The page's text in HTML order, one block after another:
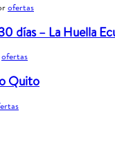
ofertas
días – La Huella
ofertas
Quito